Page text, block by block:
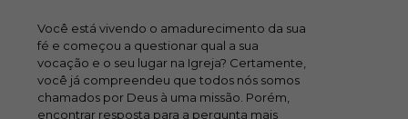
Você está vivendo o amadurecimento da sua
fé e começou a questionar qual a sua
vocação e o seu lugar na Igreja? Certamente,
você já compreendeu que todos nós somos
chamados por Deus à uma missão. Porém,
encontrar resposta para a pergunta mais